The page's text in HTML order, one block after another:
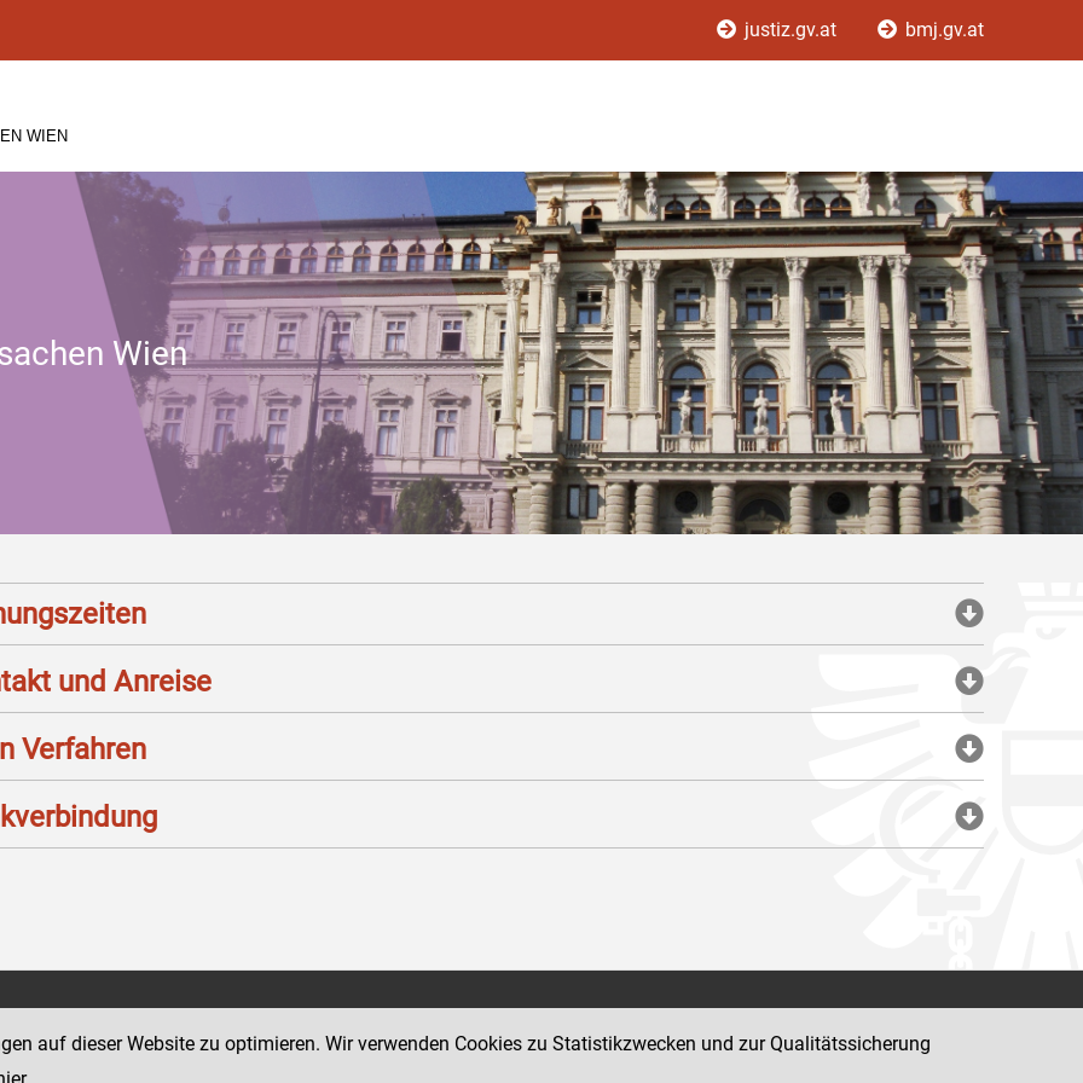
justiz.gv.at bmj.gv.at
WIEN
Wien
und Anreise
Verfahren
11
der Justiz und des BMJ
Impressum
auf dieser Website zu optimieren. Wir verwenden Cookies zu Statistikzwecken und zur Qualitätssicherung